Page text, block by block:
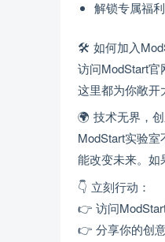
解锁专属福
🛠️ 如何加入
访问ModStart官
这里都为你敞开
🌍 技术无界，
ModStart实验
能改变未来。如
👇 立刻行动：
👉 访问
👉 分享你的创